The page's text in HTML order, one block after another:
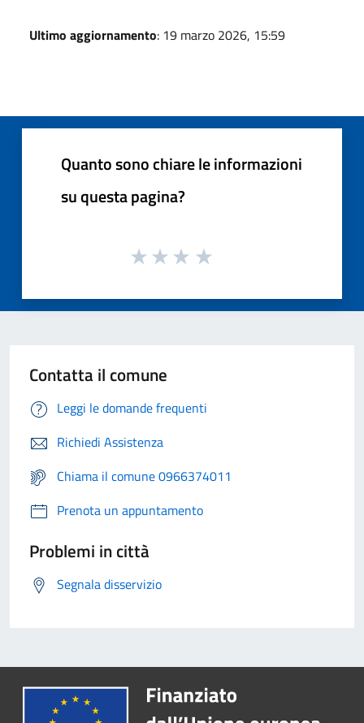
Ultimo aggiornamento: 19 marzo 2026, 15:59
Quanto sono chiare le informazioni
su questa pagina?
Contatta il comune
Leggi le domande frequenti
Richiedi Assistenza
Chiama il comune 0966374011
Prenota un appuntamento
Problemi in città
Segnala disservizio